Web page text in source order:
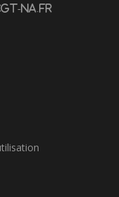
na.fr